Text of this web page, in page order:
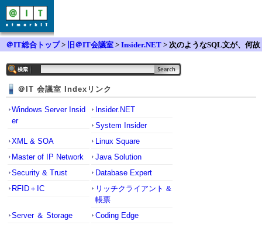
＠IT総合トップ> 旧＠IT会議室 > Insider.NET > 次のようなSQL文が、何故
＠IT 会議室 Indexリンク
Windows Server Insid
er
Insider.NET
System Insider
XML & SOA
Linux Square
Master of IP Network
Java Solution
Security & Trust
Database Expert
RFID＋IC
リッチクライアント &
帳票
Server ＆ Storage
Coding Edge